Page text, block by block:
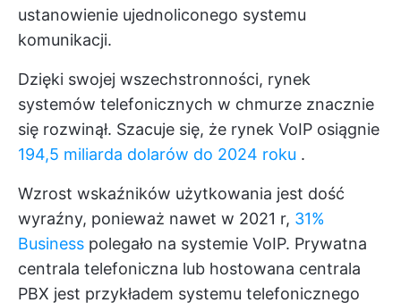
ustanowienie ujednoliconego systemu
komunikacji.
Dzięki swojej wszechstronności, rynek
systemów telefonicznych w chmurze znacznie
się rozwinął. Szacuje się, że rynek VoIP osiągnie
194,5 miliarda dolarów do 2024 roku .
Wzrost wskaźników użytkowania jest dość
wyraźny, ponieważ nawet w 2021 r, 31%
Business polegało na systemie VoIP. Prywatna
centrala telefoniczna lub hostowana centrala
PBX jest przykładem systemu telefonicznego